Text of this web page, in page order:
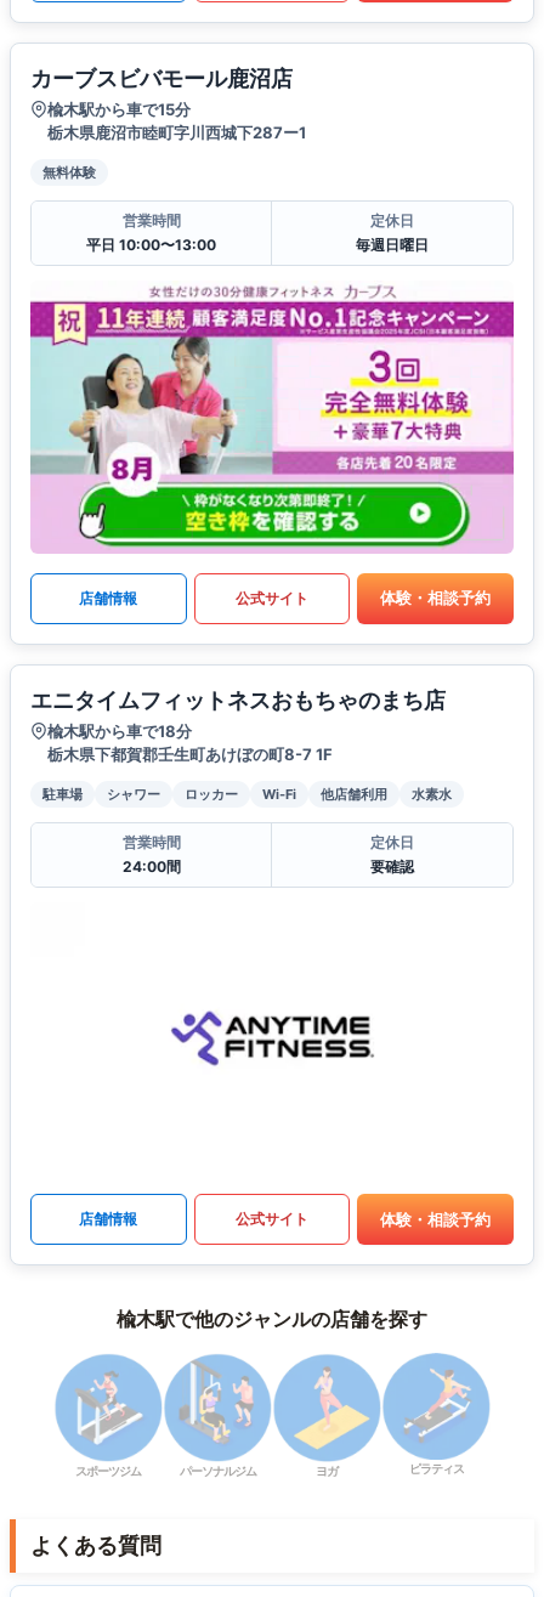
カーブスビバモール鹿沼店
楡木駅から車で15分
栃木県鹿沼市睦町字川西城下287ー1
無料体験
営業時間
平日 10:00〜13:00
定休日
毎週日曜日
店舗情報 公式サイト 体験・相談予約
エニタイムフィットネスおもちゃのまち店
楡木駅から車で18分
栃木県下都賀郡壬生町あけぼの町8-7 1F
駐車場 シャワー ロッカー Wi-Fi 他店舗利用 水素水
営業時間
24:00間
定休日
要確認
店舗情報 公式サイト 体験・相談予約
楡木駅で他のジャンルの店舗を探す
スポーツジム パーソナルジム ヨガ ピラティス
よくある質問